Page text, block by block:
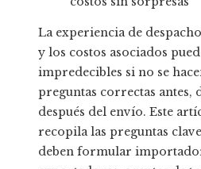
La experiencia de
y los costos asociados
impredecibles si no se
preguntas correctas antes,
después del envío. Este
recopila las preguntas
deben formular